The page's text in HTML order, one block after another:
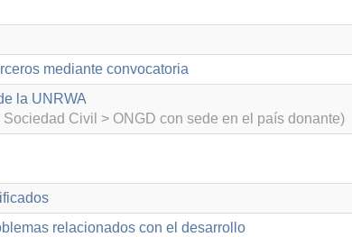
mediante convocatoria
la UNRWA
Civil > ONGD con sede en el país donante)
relacionados con el desarrollo